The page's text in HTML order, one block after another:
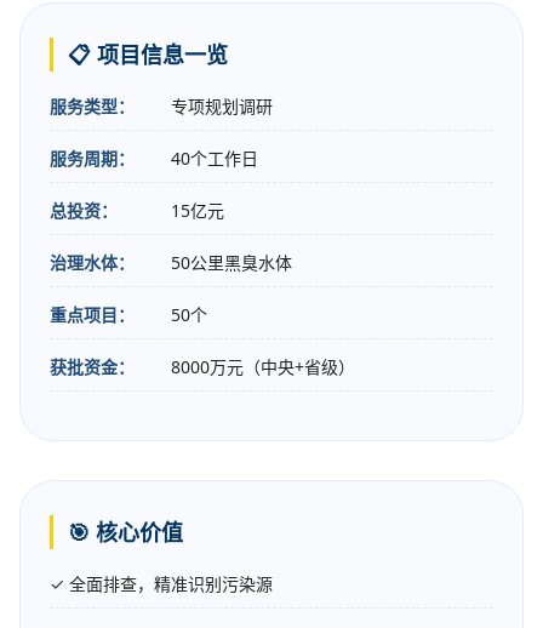
📋 项目信息一览
服务类型： 专项规划调研
服务周期： 40个工作日
总投资： 15亿元
治理水体： 50公里黑臭水体
重点项目： 50个
获批资金： 8000万元（中央+省级）
🎯 核心价值
✓ 全面排查，精准识别污染源